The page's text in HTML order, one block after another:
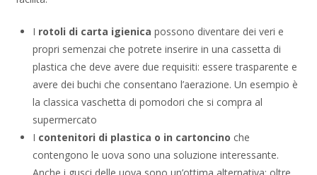
I rotoli di carta igienica possono diventare dei veri e
propri semenzai che potrete inserire in una cassetta di
plastica che deve avere due requisiti: essere trasparente e
avere dei buchi che consentano l’aerazione. Un esempio è
la classica vaschetta di pomodori che si compra al
supermercato
I contenitori di plastica o in cartoncino che
contengono le uova sono una soluzione interessante.